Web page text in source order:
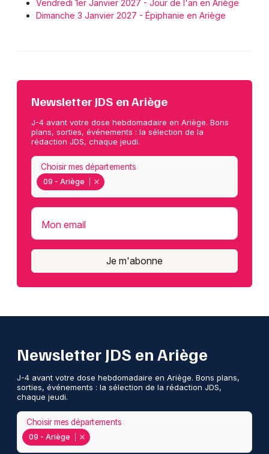
Vendredi 1er Janvier 2027 - Jour de l'an en Ariège
Dimanche 3 Janvier 2027 - Épiphanie en Ariège
Newsletter JDS en Ariège
J-4 avant votre dose hebdomadaire en Ariège. Bons
plans, sorties, événements : la sélection de la
rédaction JDS, chaque jeudi.
09 - Ariège
Choisir mes départements
Mon email
Je m'abonne
Newsletter JDS en Ariège
J-4 avant votre dose hebdomadaire en Ariège. Bons plans,
sorties, événements : la sélection de la rédaction JDS,
chaque jeudi.
09 - Ariège
Choisir mes départements